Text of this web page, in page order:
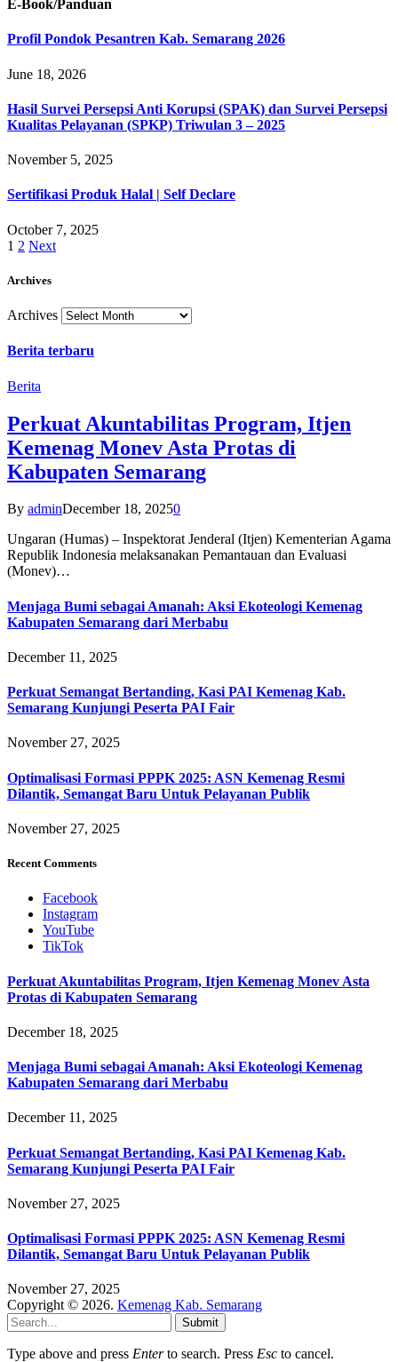
E-Book/Panduan
Profil Pondok Pesantren Kab. Semarang 2026
June 18, 2026
Hasil Survei Persepsi Anti Korupsi (SPAK) dan Survei Persepsi
Kualitas Pelayanan (SPKP) Triwulan 3 – 2025
November 5, 2025
Sertifikasi Produk Halal | Self Declare
October 7, 2025
1 2 Next
Archives
Archives
Berita terbaru
Berita
Perkuat Akuntabilitas Program, Itjen
Kemenag Monev Asta Protas di
Kabupaten Semarang
By adminDecember 18, 20250
Ungaran (Humas) – Inspektorat Jenderal (Itjen) Kementerian Agama
Republik Indonesia melaksanakan Pemantauan dan Evaluasi
(Monev)…
Menjaga Bumi sebagai Amanah: Aksi Ekoteologi Kemenag
Kabupaten Semarang dari Merbabu
December 11, 2025
Perkuat Semangat Bertanding, Kasi PAI Kemenag Kab.
Semarang Kunjungi Peserta PAI Fair
November 27, 2025
Optimalisasi Formasi PPPK 2025: ASN Kemenag Resmi
Dilantik, Semangat Baru Untuk Pelayanan Publik
November 27, 2025
Recent Comments
Facebook
Instagram
YouTube
TikTok
Perkuat Akuntabilitas Program, Itjen Kemenag Monev Asta
Protas di Kabupaten Semarang
December 18, 2025
Menjaga Bumi sebagai Amanah: Aksi Ekoteologi Kemenag
Kabupaten Semarang dari Merbabu
December 11, 2025
Perkuat Semangat Bertanding, Kasi PAI Kemenag Kab.
Semarang Kunjungi Peserta PAI Fair
November 27, 2025
Optimalisasi Formasi PPPK 2025: ASN Kemenag Resmi
Dilantik, Semangat Baru Untuk Pelayanan Publik
November 27, 2025
Copyright © 2026. Kemenag Kab. Semarang
Submit
Type above and press Enterto search. Press Esc to cancel.